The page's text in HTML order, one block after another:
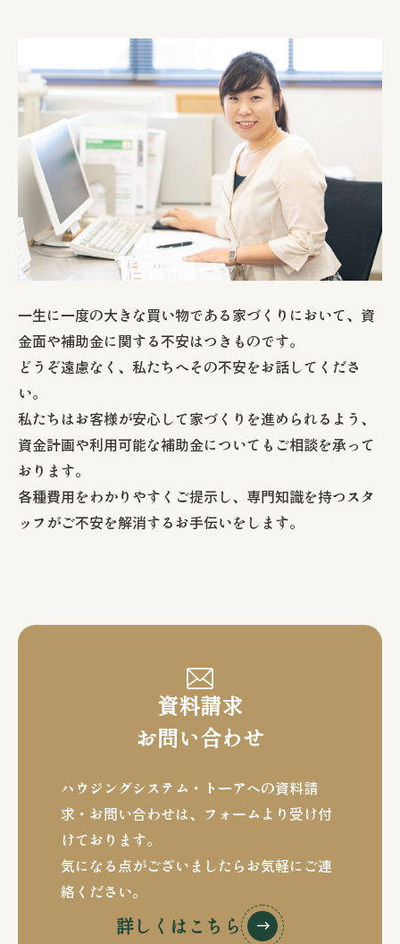
一生に一度の大きな買い物である家づくりにおいて、資
金面や補助金に関する不安はつきものです。
どうぞ遠慮なく、私たちへその不安をお話してくださ
い。
私たちはお客様が安心して家づくりを進められるよう、
資金計画や利用可能な補助金についてもご相談を承って
おります。
各種費用をわかりやすくご提示し、専門知識を持つスタ
ッフがご不安を解消するお手伝いをします。
資料請求
お問い合わせ
ハウジングシステム・トーアへの資料請
求・お問い合わせは、 フォームより受け付
けております。
気になる点がございましたらお気軽にご連
絡ください。
詳しくはこちら